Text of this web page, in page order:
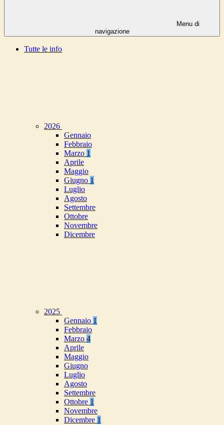
Menu di
navigazione
Tutte le info
2026
Gennaio
Febbraio
Marzo 1
Aprile
Maggio
Giugno 1
Luglio
Agosto
Settembre
Ottobre
Novembre
Dicembre
2025
Gennaio 1
Febbraio
Marzo 4
Aprile
Maggio
Giugno
Luglio
Agosto
Settembre
Ottobre 1
Novembre
Dicembre 1